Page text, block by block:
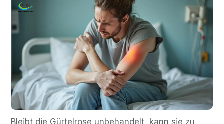
Bleibt die Gürtelrose unbehandelt, kann sie zu